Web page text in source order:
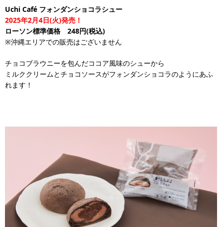
Uchi Café フォンダンショコラシュー
2025年2月4日(火)発売！
ローソン標準価格 248円(税込)
※沖縄エリアでの販売はございません
チョコブラウニーを包んだココア風味のシューから
ミルククリームとチョコソースがフォンダンショコラのようにあふ
れます！